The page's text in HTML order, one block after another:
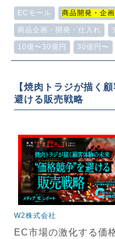
ECモール 商品開発・企画
商品企画・開発・仕入れ
10億〜30億円 30億円〜
【焼肉トラジが描く
避ける販売戦略
W2株式会社
EC市場の激化する価